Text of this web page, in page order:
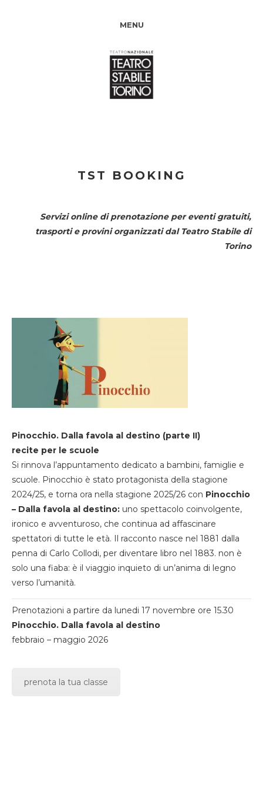
MENU
TST BOOKING
Servizi online di prenotazione per eventi gratuiti,
trasporti e provini organizzati dal Teatro Stabile di
Torino
Pinocchio. Dalla favola al destino (parte II)
recite per le scuole
Si rinnova l’appuntamento dedicato a bambini, famiglie e
scuole. Pinocchio è stato protagonista della stagione
2024/25, e torna ora nella stagione 2025/26 con Pinocchio
– Dalla favola al destino: uno spettacolo coinvolgente,
ironico e avventuroso, che continua ad affascinare
spettatori di tutte le età. Il racconto nasce nel 1881 dalla
penna di Carlo Collodi, per diventare libro nel 1883. non è
solo una fiaba: è il viaggio inquieto di un’anima di legno
verso l’umanità.
Prenotazioni a partire da lunedi 17 novembre ore 15.30
Pinocchio. Dalla favola al destino
febbraio – maggio 2026
prenota la tua classe